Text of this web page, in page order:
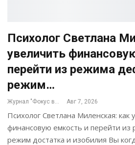
Психолог Светлана
увеличить
перейти из режима
режим…
Журнал "Фокус внимания" Авг 7, 2026
Психолог Светлана Миленская: как
финансовую емкость и перейти
режим достатка и изобилия Вы